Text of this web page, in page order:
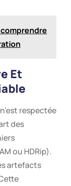
Et
respectée
des
ou HDRip).
artefacts